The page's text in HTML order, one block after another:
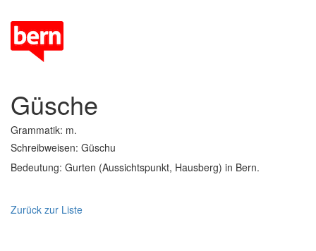
Güsche
Grammatik: m.
Schreibweisen: Güschu
Bedeutung: Gurten (Aussichtspunkt, Hausberg) in Bern.
Zurück zur Liste